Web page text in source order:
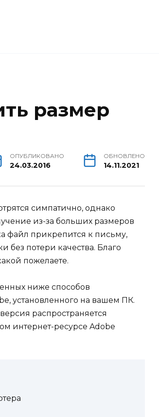
размер
ОПУБЛИКОВАНО
24.03.2016
ОБНОВЛЕНО
14.11.2021
симпатично, однако
из-за больших размеров
файл прикрепится к письму,
без потери качества. Благо
пожелаете.
ниже способов
установленного на вашем ПК.
распространяется
интернет-ресурсе Adobe